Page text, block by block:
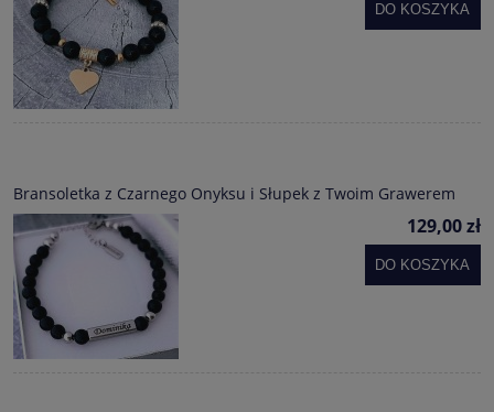
DO KOSZYKA
Bransoletka z Czarnego Onyksu i Słupek z Twoim Grawerem
129,00 zł
DO KOSZYKA